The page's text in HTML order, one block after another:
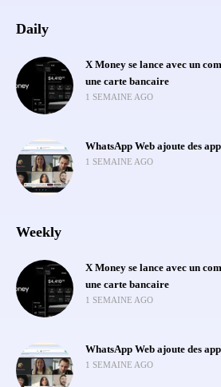
Daily
X Money se lance avec un
une carte bancaire
1 SEMAINE AGO
WhatsApp Web ajoute des
1 SEMAINE AGO
Weekly
X Money se lance avec un
une carte bancaire
1 SEMAINE AGO
WhatsApp Web ajoute des
1 SEMAINE AGO